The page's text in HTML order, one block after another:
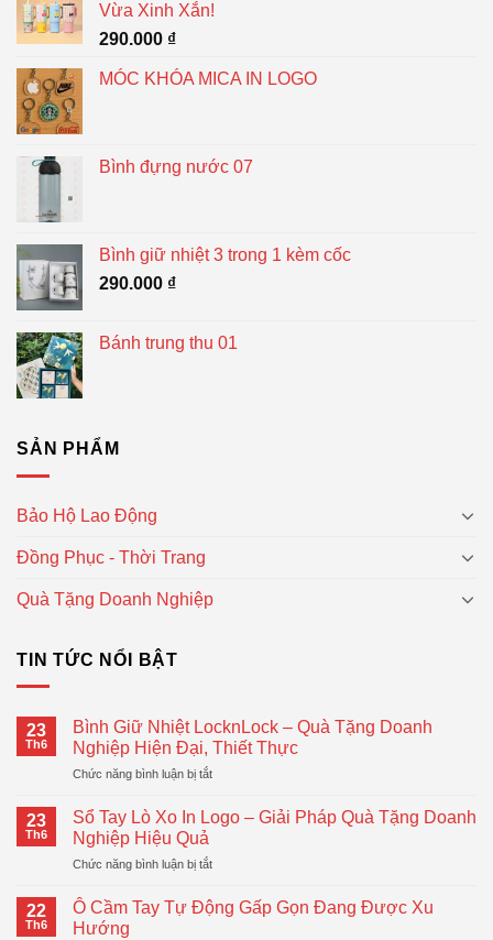
Vừa Xinh Xắn!
290.000 ₫
MÓC KHÓA MICA IN LOGO
Bình đựng nước 07
Bình giữ nhiệt 3 trong 1 kèm cốc
290.000 ₫
Bánh trung thu 01
SẢN PHẨM
Bảo Hộ Lao Động
Đồng Phục - Thời Trang
Quà Tặng Doanh Nghiệp
TIN TỨC NỔI BẬT
23
Th6
Bình Giữ Nhiệt LocknLock – Quà Tặng Doanh
Nghiệp Hiện Đại, Thiết Thực
Chức năng bình luận bị tắtở
Giữ
Nhiệt
–
Tặng
23
Th6
Sổ Tay Lò Xo In Logo – Giải Pháp Quà Tặng Doanh
Nghiệp Hiệu Quả
Chức năng bình luận bị tắtở
Tay
22
Th6
Ô Cầm Tay Tự Động Gấp Gọn Đang Được Xu
Hướng